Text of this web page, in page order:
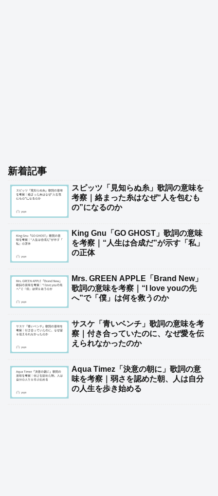
新着記事
スピッツ「見知らぬ糸」歌詞の意味を
考察｜絡まった糸はなぜ“人を包むも
の”になるのか
King Gnu「GO GHOST」歌詞の意味
を考察｜“人生は合成だ”が示す「私」
の正体
Mrs. GREEN APPLE「Brand New」
歌詞の意味を考察｜“I love youの先
へ”で「僕」は何を救うのか
サスケ「青いベンチ」歌詞の意味を考
察｜付き合っていたのに、なぜ愛を伝
えられなかったのか
Aqua Timez「決意の朝に」歌詞の意
味を考察｜弱さを認めた朝、人は自分
の人生を歩き始める